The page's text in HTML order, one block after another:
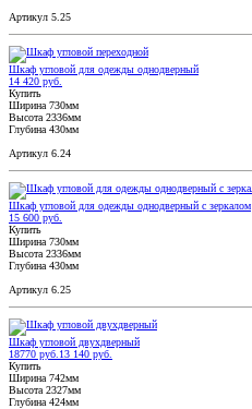
Артикул 5.25
Шкаф угловой для одежды однодверный
14 420 руб.
Купить
Ширина 730мм
Высота 2336мм
Глубина 430мм
Артикул 6.24
Шкаф угловой для одежды однодверный с зеркалом
15 600 руб.
Купить
Ширина 730мм
Высота 2336мм
Глубина 430мм
Артикул 6.25
Шкаф угловой двухдверный
18770 руб. 13 140 руб.
Купить
Ширина 742мм
Высота 2327мм
Глубина 424мм